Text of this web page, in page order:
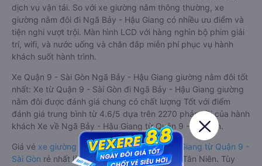
dịch vụ vận tải. So với xe giường nằm thông thường, xe
giường nằm đôi đi Ngã Bảy - Hậu Giang có nhiều ưu điểm và
tiện nghi vượt trội. Màn hình LCD với hàng nghìn bộ phim giải
trí, wifi, và nước uống và chăn đắp miễn phí phục vụ hành
khách suốt hành trình.
Xe Quận 9 - Sài Gòn Ngã Bảy - Hậu Giang giường nằm đôi tốt
nhất: Xe từ Quận 9 - Sài Gòn đi Ngã Bảy - Hậu Giang giường
nằm đôi được đánh giá chung có chất lượng Tốt với điểm
đánh giá trung bình từ 4.6/5 dựa trên 2270 phản hồi của hành
khách Xe về Ngã Bảy - Hậu Giang từ Quận 9 - Sài Gòn.
Giá vé xe giường nằm đôi đi Ngã Bảy - Hậu Giang từ Quận 9 -
Sài Gòn rẻ nhất là 400000VND của hãng xe Tân Niên. Tùy